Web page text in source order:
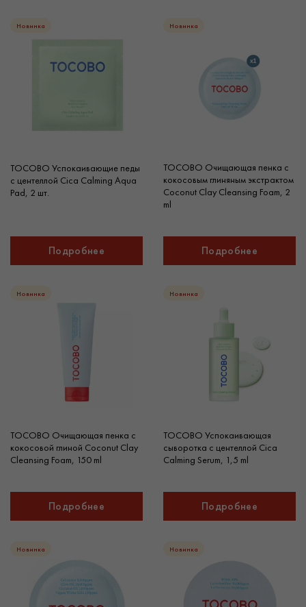
Новинка
TOCOBO Успокаивающие педы
с центеллой Cica Calming Aqua
Pad, 2 шт.
Подробнее
Новинка
TOCOBO Очищающая пенка с
кокосовым глиняным экстрактом
Coconut Clay Cleansing Foam, 2
ml
Подробнее
Новинка
TOCOBO Очищающая пенка с
кокосовой глиной Coconut Clay
Cleansing Foam, 150 ml
Подробнее
Новинка
TOCOBO Успокаивающая
сыворотка с центеллой Cica
Calming Serum, 1,5 ml
Подробнее
Новинка Новинка